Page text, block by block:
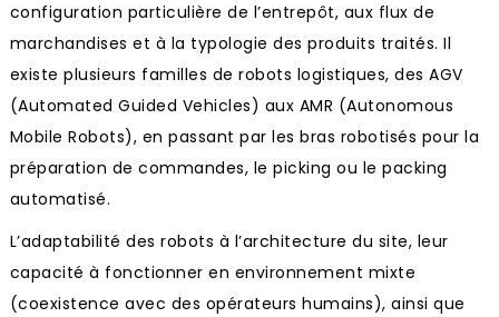
configuration particulière de l’entrepôt, aux flux de
marchandises et à la typologie des produits traités. Il
existe plusieurs familles de robots logistiques, des AGV
(Automated Guided Vehicles) aux AMR (Autonomous
Mobile Robots), en passant par les bras robotisés pour la
préparation de commandes, le picking ou le packing
automatisé.
L’adaptabilité des robots à l’architecture du site, leur
capacité à fonctionner en environnement mixte
(coexistence avec des opérateurs humains), ainsi que